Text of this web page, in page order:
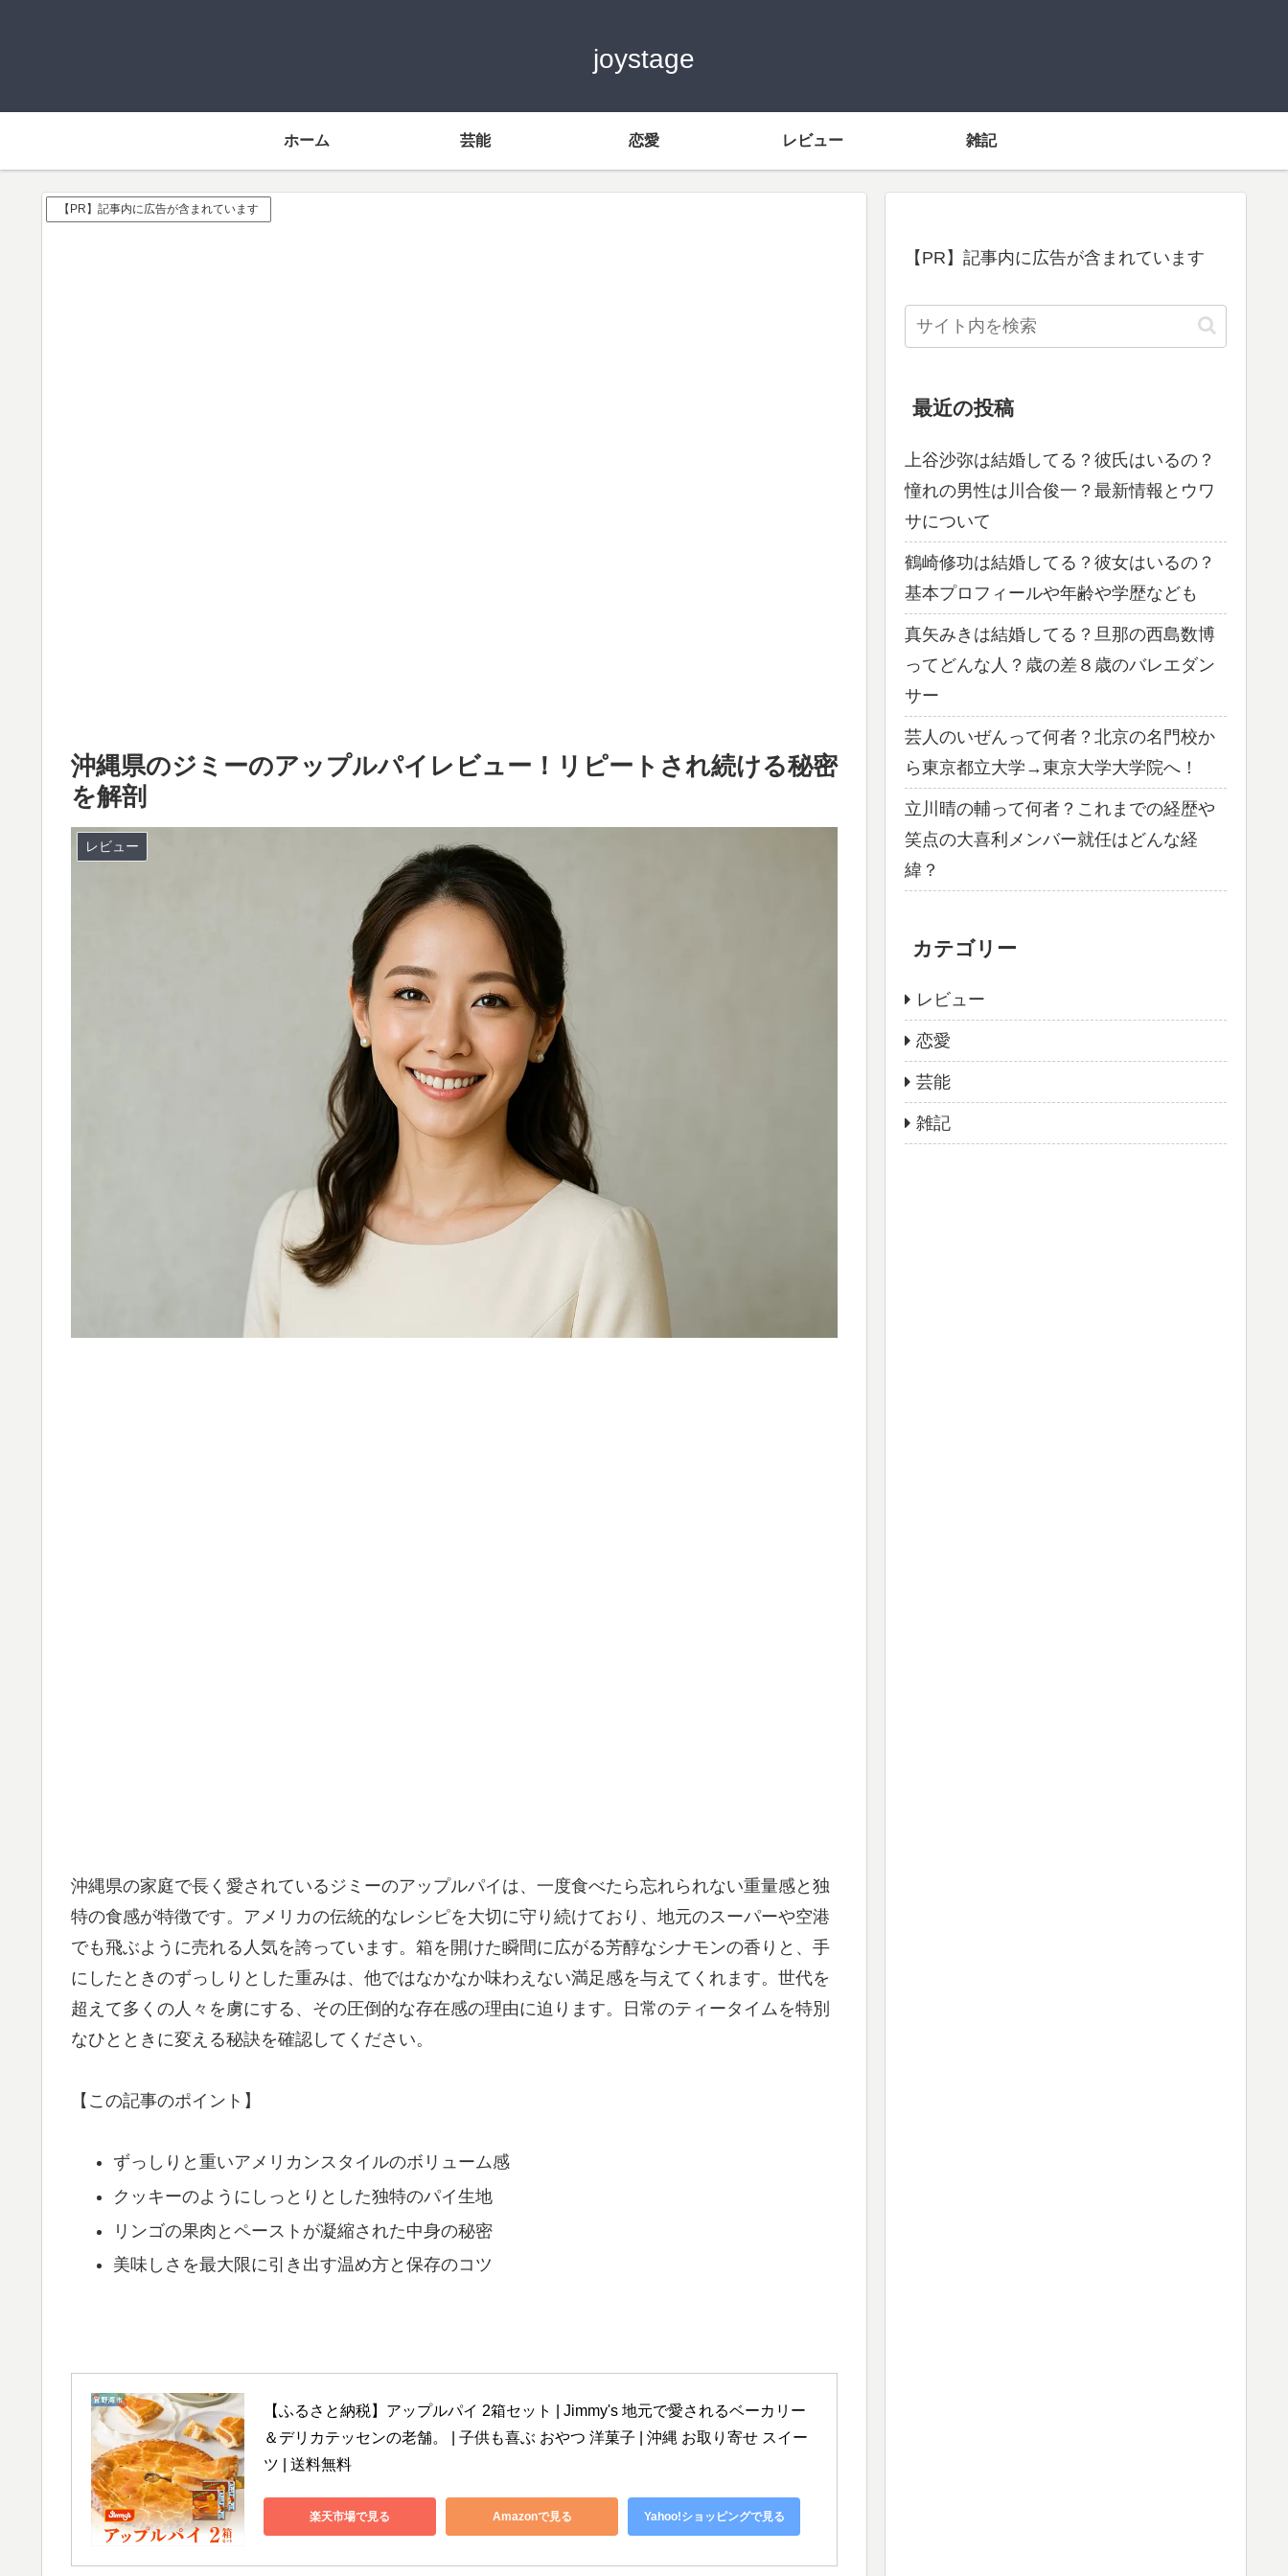
joystage
ホーム 芸能 恋愛 レビュー 雑記
【PR】記事内に広告が含まれています
沖縄県のジミーのアップルパイレビュー！リピートされ続ける秘密
を解剖
レビュー
沖縄県の家庭で長く愛されているジミーのアップルパイは、一度食べたら忘れられない重量感と独
特の食感が特徴です。アメリカの伝統的なレシピを大切に守り続けており、地元のスーパーや空港
でも飛ぶように売れる人気を誇っています。箱を開けた瞬間に広がる芳醇なシナモンの香りと、手
にしたときのずっしりとした重みは、他ではなかなか味わえない満足感を与えてくれます。世代を
超えて多くの人々を虜にする、その圧倒的な存在感の理由に迫ります。日常のティータイムを特別
なひとときに変える秘訣を確認してください。
【この記事のポイント】
ずっしりと重いアメリカンスタイルのボリューム感
クッキーのようにしっとりとした独特のパイ生地
リンゴの果肉とペーストが凝縮された中身の秘密
美味しさを最大限に引き出す温め方と保存のコツ
【ふるさと納税】アップルパイ 2箱セット | Jimmy's 地元で愛されるベーカリー
＆デリカテッセンの老舗。 | 子供も喜ぶ おやつ 洋菓子 | 沖縄 お取り寄せ スイー
ツ | 送料無料
楽天市場で見る Amazonで見る Yahoo!ショッピングで見る
【PR】記事内に広告が含まれています
最近の投稿
上谷沙弥は結婚してる？彼氏はいるの？
憧れの男性は川合俊一？最新情報とウワ
サについて
鶴崎修功は結婚してる？彼女はいるの？
基本プロフィールや年齢や学歴なども
真矢みきは結婚してる？旦那の西島数博
ってどんな人？歳の差８歳のバレエダン
サー
芸人のいぜんって何者？北京の名門校か
ら東京都立大学→東京大学大学院へ！
立川晴の輔って何者？これまでの経歴や
笑点の大喜利メンバー就任はどんな経
緯？
カテゴリー
レビュー
恋愛
芸能
雑記